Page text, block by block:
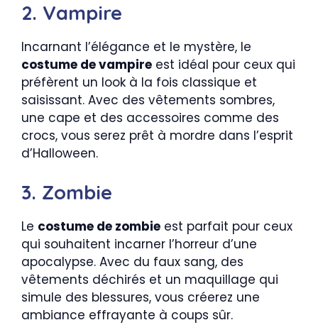
2. Vampire
Incarnant l’élégance et le mystère, le
costume de vampire est idéal pour ceux qui
préfèrent un look à la fois classique et
saisissant. Avec des vêtements sombres,
une cape et des accessoires comme des
crocs, vous serez prêt à mordre dans l’esprit
d’Halloween.
3. Zombie
Le costume de zombie est parfait pour ceux
qui souhaitent incarner l’horreur d’une
apocalypse. Avec du faux sang, des
vêtements déchirés et un maquillage qui
simule des blessures, vous créerez une
ambiance effrayante à coups sûr.